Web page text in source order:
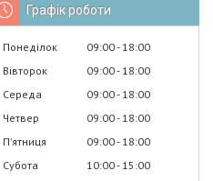
Графік роботи
Понеділок 09:00 18:00
Вівторок
09:00 18:00
Середа
09:00 18:00
Четвер
09:00 18:00
Пʼятниця
09:00 18:00
Субота
10:00 15:00